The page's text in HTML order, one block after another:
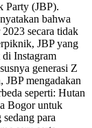
Party (JBP).
bahwa
secara tidak
JBP yang
Instagram
generasi Z
JBP mengadakan
seperti: Hutan
Bogor untuk
para